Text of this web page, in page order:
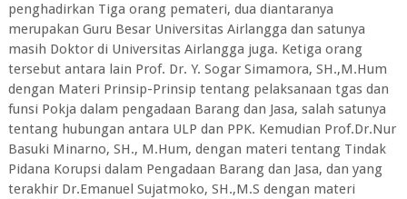
penghadirkan Tiga orang pemateri, dua diantaranya
merupakan Guru Besar Universitas Airlangga dan satunya
masih Doktor di Universitas Airlangga juga. Ketiga orang
tersebut antara lain Prof. Dr. Y. Sogar Simamora, SH.,M.Hum
dengan Materi Prinsip-Prinsip tentang pelaksanaan tgas dan
funsi Pokja dalam pengadaan Barang dan Jasa, salah satunya
tentang hubungan antara ULP dan PPK. Kemudian Prof.Dr.Nur
Basuki Minarno, SH., M.Hum, dengan materi tentang Tindak
Pidana Korupsi dalam Pengadaan Barang dan Jasa, dan yang
terakhir Dr.Emanuel Sujatmoko, SH.,M.S dengan materi